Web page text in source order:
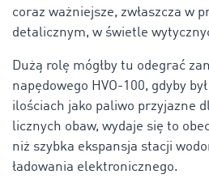
coraz ważniejsze, zwłaszcza w
detalicznym, w świetle
Dużą rolę mógłby tu odegrać
napędowego HVO-100, gdyby
ilościach jako paliwo przyjazne
licznych obaw, wydaje się to
niż szybka ekspansja stacji
ładowania elektronicznego.